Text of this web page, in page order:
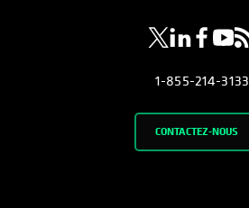
1-855-214-3133
CONTACTEZ-NOUS